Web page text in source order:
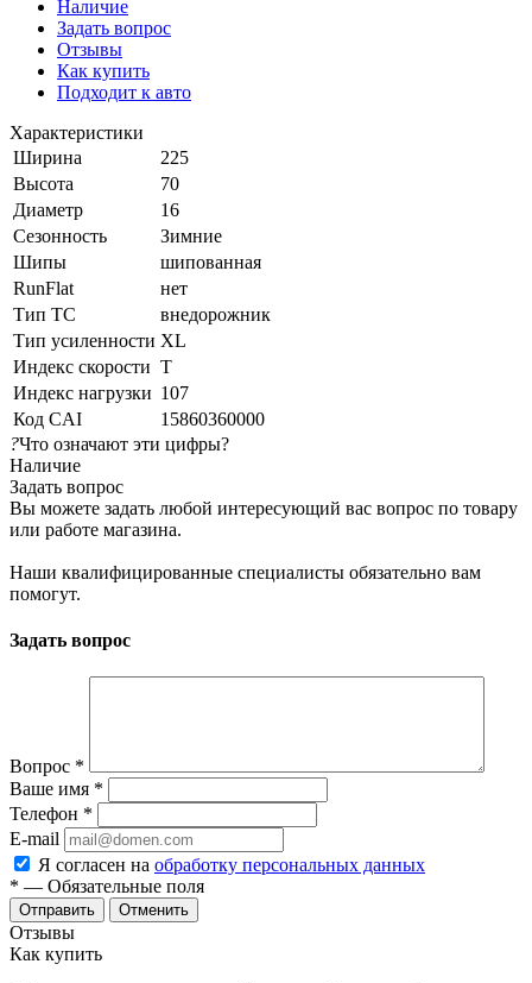
Наличие
Задать вопрос
Отзывы
Как купить
Подходит к авто
Характеристики
Ширина
225
Высота
70
Диаметр
16
Сезонность
Зимние
Шипы
шипованная
RunFlat
нет
Тип ТС
внедорожник
Тип усиленности XL
Индекс скорости T
Индекс нагрузки 107
Код CAI
15860360000
?Что означают эти цифры?
Наличие
Задать вопрос
Вы можете задать любой интересующий вас вопрос по товару
или работе магазина.
Наши квалифицированные специалисты обязательно вам
помогут.
Задать вопрос
Вопрос *
Ваше имя *
Телефон *
E-mail
Я согласен на обработку персональных данных
* — Обязательные поля
Отменить
Отзывы
Как купить